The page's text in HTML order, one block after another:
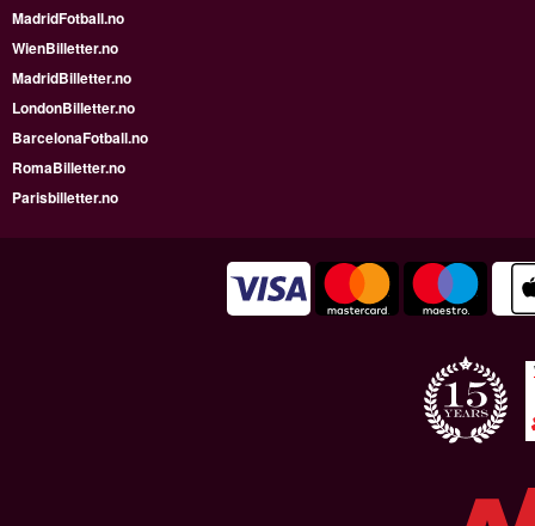
MadridFotball.no
WienBilletter.no
MadridBilletter.no
LondonBilletter.no
BarcelonaFotball.no
RomaBilletter.no
Parisbilletter.no